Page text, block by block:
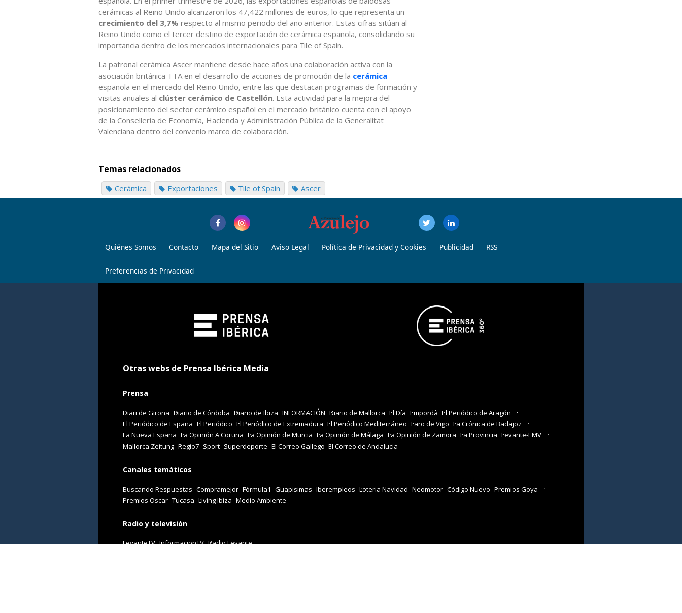
cerámicas al Reino Unido alcanzaron los 47,422 millones de euros, lo que representa un
crecimiento del 3,7% respecto al mismo periodo del año anterior. Estas cifras sitúan al
Reino Unido como el tercer destino de exportación de cerámica española, consolidando su
importancia dentro de los mercados internacionales para Tile of Spain.
La patronal cerámica Ascer mantiene desde hace años una colaboración activa con la
asociación británica TTA en el desarrollo de acciones de promoción de la cerámica
española en el mercado del Reino Unido, entre las que destacan programas de formación y
visitas anuales al clúster cerámico de Castellón. Esta actividad para la mejora del
posicionamiento del sector cerámico español en el mercado británico cuenta con el apoyo
de la Conselleria de Economía, Hacienda y Administración Pública de la Generalitat
Valenciana dentro del convenio marco de colaboración.
Temas relacionados
Cerámica Exportaciones Tile of Spain Ascer
Quiénes Somos Contacto Mapa del Sitio Aviso Legal Política de Privacidad y Cookies Publicidad RSS
Preferencias de Privacidad
Otras webs de Prensa Ibérica Media
Prensa
Diari de Girona Diario de Córdoba Diario de Ibiza INFORMACIÓN Diario de Mallorca El Día Empordà El Periódico de Aragón
El Periódico de España El Periódico El Periódico de Extremadura El Periódico Mediterráneo Faro de Vigo La Crónica de Badajoz
La Nueva España La Opinión A Coruña La Opinión de Murcia La Opinión de Málaga La Opinión de Zamora La Provincia Levante-EMV
Mallorca Zeitung Regio7 Sport Superdeporte El Correo Gallego El Correo de Andalucia
Canales temáticos
Buscando Respuestas Compramejor Fórmula1 Guapisimas Iberempleos Loteria Navidad Neomotor Código Nuevo Premios Goya
Premios Oscar Tucasa Living Ibiza Medio Ambiente
Radio y televisión
LevanteTV InformacionTV Radio Levante